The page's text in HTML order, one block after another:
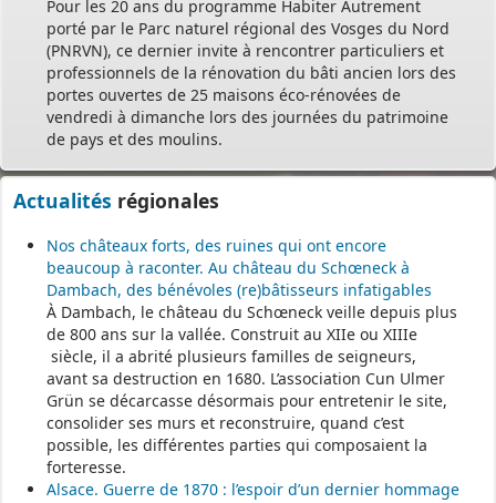
Pour les 20 ans du programme Habiter Autrement
porté par le Parc naturel régional des Vosges du Nord
(PNRVN), ce dernier invite à rencontrer particuliers et
professionnels de la rénovation du bâti ancien lors des
portes ouvertes de 25 maisons éco-rénovées de
vendredi à dimanche lors des journées du patrimoine
de pays et des moulins.
Actualités régionales
Nos châteaux forts, des ruines qui ont encore
beaucoup à raconter. Au château du Schœneck à
Dambach, des bénévoles (re)bâtisseurs infatigables
À Dambach, le château du Schœneck veille depuis plus
de 800 ans sur la vallée. Construit au XIIe ou XIIIe
siècle, il a abrité plusieurs familles de seigneurs,
avant sa destruction en 1680. L’association Cun Ulmer
Grün se décarcasse désormais pour entretenir le site,
consolider ses murs et reconstruire, quand c’est
possible, les différentes parties qui composaient la
forteresse.
Alsace. Guerre de 1870 : l’espoir d’un dernier hommage